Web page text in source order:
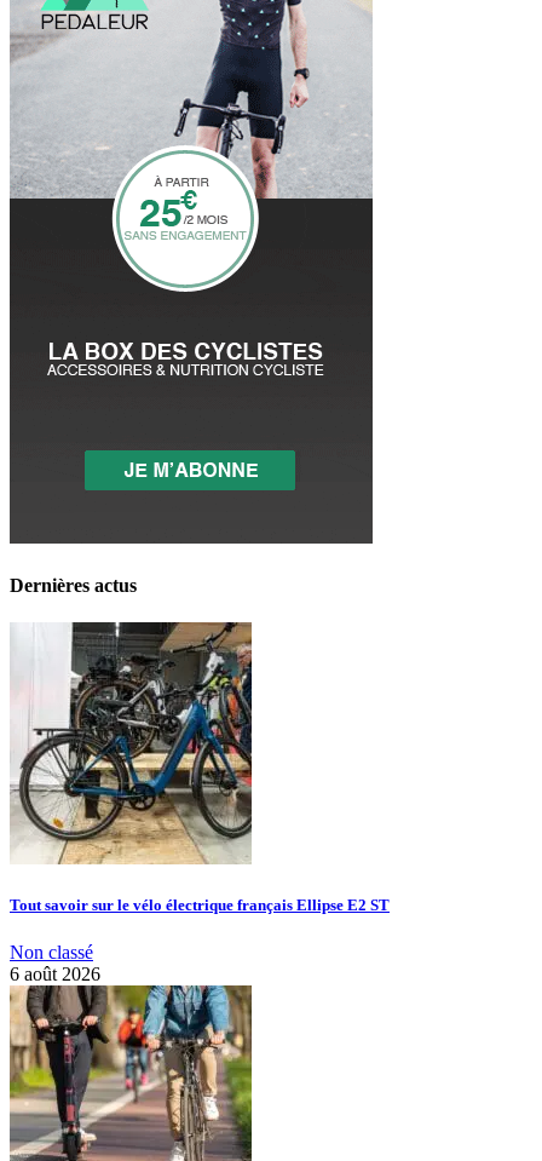
Dernières actus
Tout savoir sur le vélo électrique français Ellipse E2 ST
Non classé
6 août 2026